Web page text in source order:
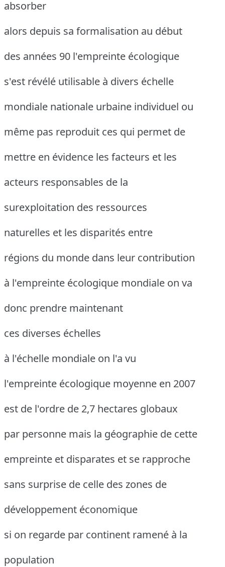
absorber
alors depuis sa formalisation au début
des années 90 l'empreinte écologique
s'est révélé utilisable à divers échelle
mondiale nationale urbaine individuel ou
même pas reproduit ces qui permet de
mettre en évidence les facteurs et les
acteurs responsables de la
surexploitation des ressources
naturelles et les disparités entre
régions du monde dans leur contribution
à l'empreinte écologique mondiale on va
donc prendre maintenant
ces diverses échelles
à l'échelle mondiale on l'a vu
l'empreinte écologique moyenne en 2007
est de l'ordre de 2,7 hectares globaux
par personne mais la géographie de cette
empreinte et disparates et se rapproche
sans surprise de celle des zones de
développement économique
si on regarde par continent ramené à la
population